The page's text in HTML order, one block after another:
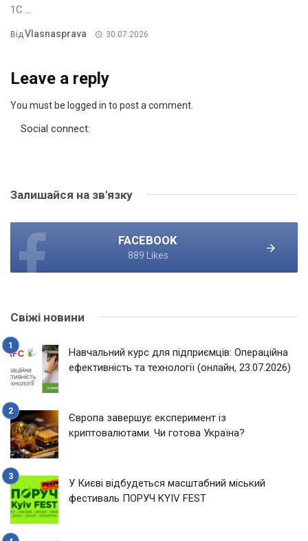
1С ...
Від Vlasnasprava 30.07.2026
Leave a reply
You must be logged in to post a comment.
Social connect:
Залишайся на зв'язку
FACEBOOK
889 Likes
Свіжі новини
Навчальний курс для підприємців: Операційна
ефективність та технології (онлайн, 23.07.2026)
Європа завершує експеримент із
криптовалютами. Чи готова Україна?
У Києві відбудеться масштабний міський
фестиваль ПОРУЧ KYIV FEST